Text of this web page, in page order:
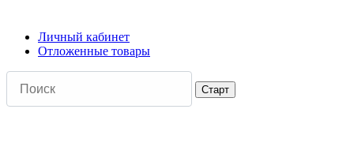
Личный кабинет
Отложенные товары